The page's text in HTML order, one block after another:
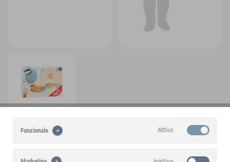
Un prodotto di marca small foot
Funzionale Attivo